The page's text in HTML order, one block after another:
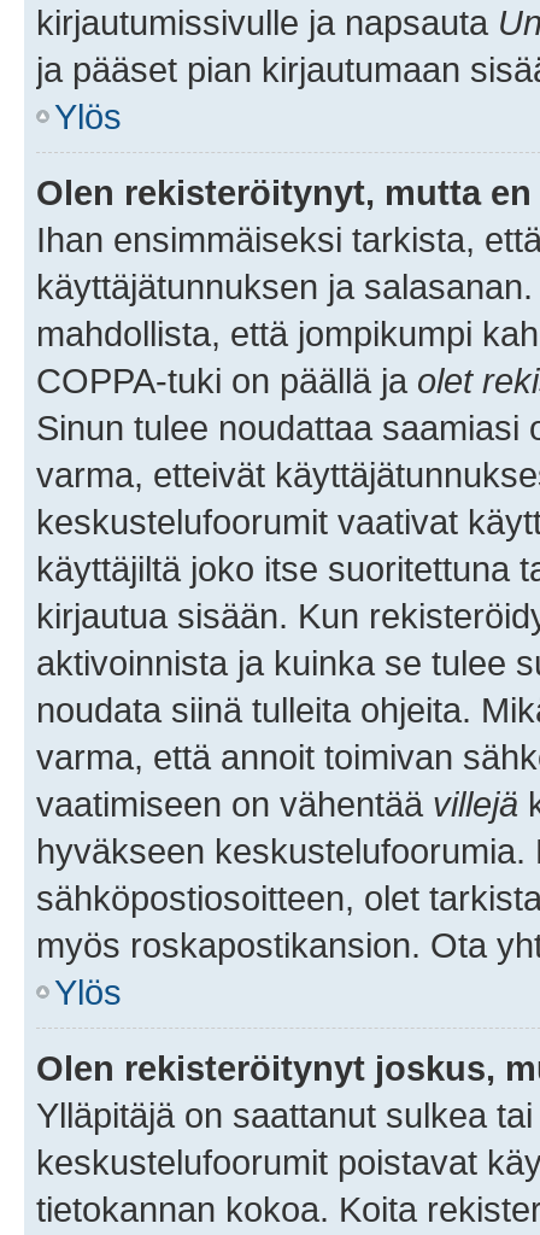
kirjautumissivulle ja napsauta
ja pääset pian kirjautumaan
Ylös
Olen rekisteröitynyt, mutta
Ihan ensimmäiseksi tarkista,
käyttäjätunnuksen ja
mahdollista, että jompikumpi
COPPA-tuki on päällä ja olet
Sinun tulee noudattaa saamiasi
varma, etteivät
keskustelufoorumit vaativat
käyttäjiltä joko itse suoritettuna
kirjautua sisään. Kun
aktivoinnista ja kuinka se tulee
noudata siinä tulleita ohjeita.
varma, että annoit toimivan
vaatimiseen on vähentää villejä
hyväkseen
sähköpostiosoitteen, olet
myös roskapostikansion. Ota
Ylös
Olen rekisteröitynyt joskus,
Ylläpitäjä on saattanut sulkea
keskustelufoorumit poistavat
tietokannan kokoa. Koita